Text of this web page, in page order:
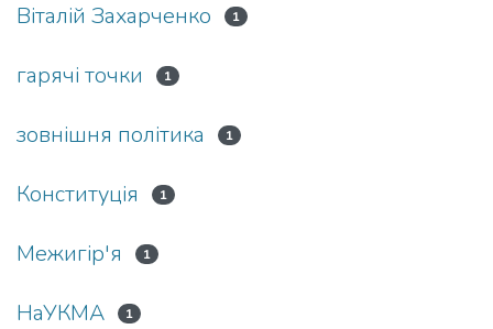
Віталій Захарченко 1
гарячі точки 1
зовнішня політика 1
Конституція 1
Межигір'я 1
НаУКМА 1